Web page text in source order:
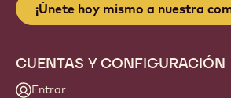
¡Únete hoy mismo a nuestra
CUENTAS Y CONFIGURACIÓN
Entrar